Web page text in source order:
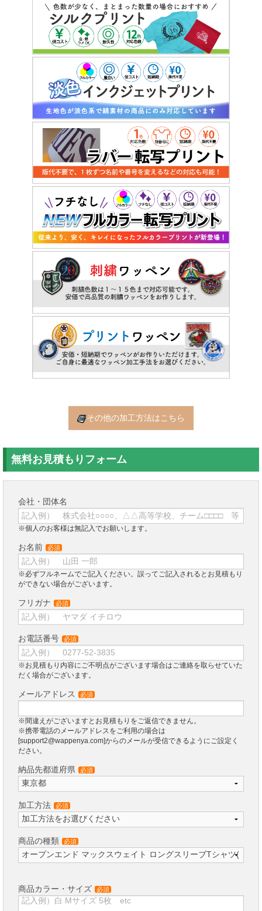
その他の加工方法はこちら
無料お見積もりフォーム
会社・団体名
※個人のお客様は無記入でお願いします。
お名前 必須
※必ずフルネームでご記入ください。誤ってご記入されるとお見積もり
ができない場合がございます。
フリガナ 必須
お電話番号 必須
※お見積もり内容にご不明点がございます場合はご連絡を取らせていた
だく場合がございます。
メールアドレス 必須
※間違えがございますとお見積もりをご返信できません。
※携帯電話のメールアドレスをご利用の場合は
[support2@wappenya.com]からのメールが受信できるようにご設定く
ださい。
納品先都道府県 必須
加工方法 必須
商品の種類 必須
商品カラー・サイズ 必須